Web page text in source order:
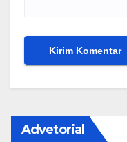
Advetorial